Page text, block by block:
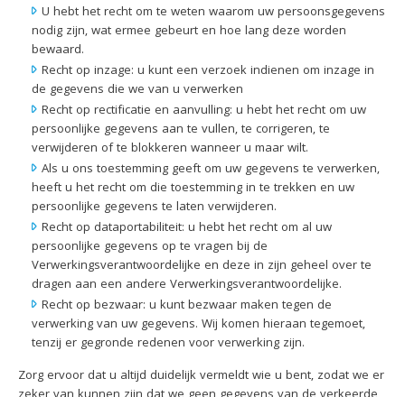
U hebt het recht om te weten waarom uw persoonsgegevens
nodig zijn, wat ermee gebeurt en hoe lang deze worden
bewaard.
Recht op inzage: u kunt een verzoek indienen om inzage in
de gegevens die we van u verwerken
Recht op rectificatie en aanvulling: u hebt het recht om uw
persoonlijke gegevens aan te vullen, te corrigeren, te
verwijderen of te blokkeren wanneer u maar wilt.
Als u ons toestemming geeft om uw gegevens te verwerken,
heeft u het recht om die toestemming in te trekken en uw
persoonlijke gegevens te laten verwijderen.
Recht op dataportabiliteit: u hebt het recht om al uw
persoonlijke gegevens op te vragen bij de
Verwerkingsverantwoordelijke en deze in zijn geheel over te
dragen aan een andere Verwerkingsverantwoordelijke.
Recht op bezwaar: u kunt bezwaar maken tegen de
verwerking van uw gegevens. Wij komen hieraan tegemoet,
tenzij er gegronde redenen voor verwerking zijn.
Zorg ervoor dat u altijd duidelijk vermeldt wie u bent, zodat we er